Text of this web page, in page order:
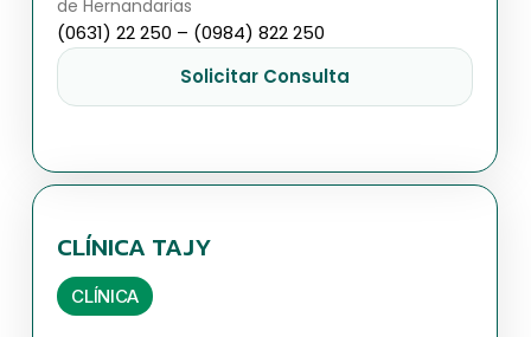
de Hernandarias
(0631) 22 250 – (0984) 822 250
Solicitar Consulta
CLÍNICA TAJY
CLÍNICA